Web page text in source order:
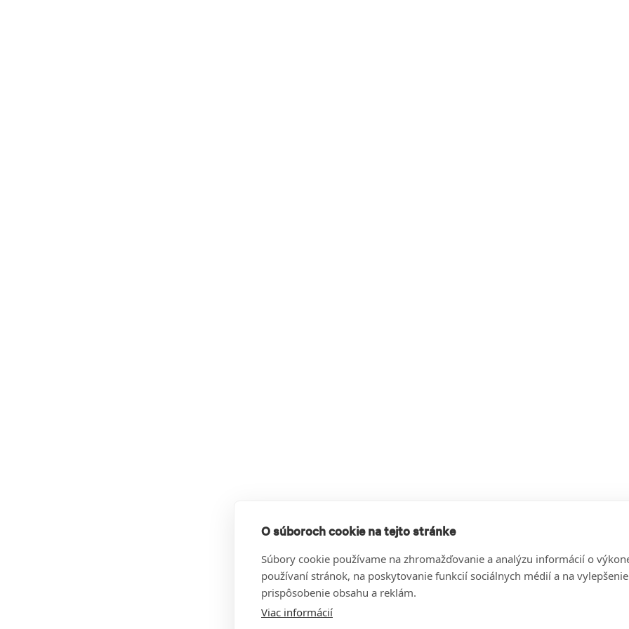
O súboroch cookie na tejto stránke
Súbory cookie používame na zhromažďovanie a analýzu informácií o
používaní stránok, na poskytovanie funkcií sociálnych médií a na
prispôsobenie obsahu a reklám.
Viac informácií